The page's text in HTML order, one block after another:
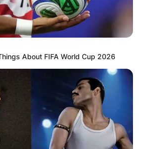
About FIFA World Cup 2026